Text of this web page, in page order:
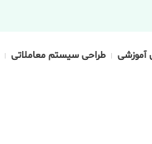
آموزشی طراحی سیستم معاملاتی